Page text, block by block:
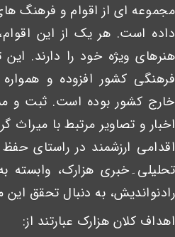
مجموعه ای از اقوام و فرهنگ
داده است. هر یک از این
هنرهای ویژه خود را دارند.
فرهنگی کشور افزوده و
خارج کشور بوده است. ثبت و
اخبار و تصاویر مرتبط با میراث
اقدامی ارزشمند در راستای
تحلیلی۔خبری هزارک،
رادنواندیش، به دنبال تحقق
اهداف کلان هزارک عبارتند از: